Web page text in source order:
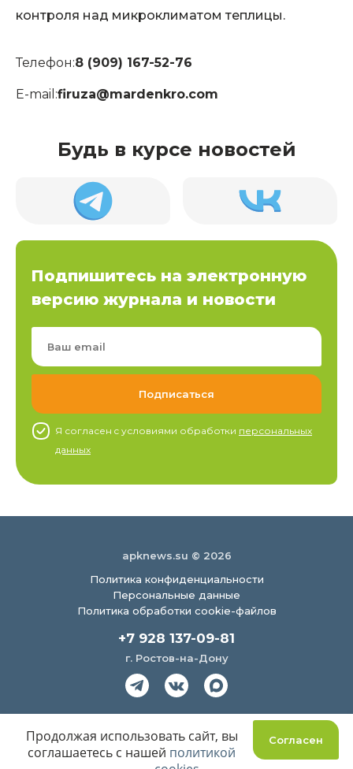
контроля над микроклиматом теплицы.
Телефон:8 (909) 167-52-76
E-mail:firuza@mardenkro.com
Будь в курсе новостей
Подпишитесь на электронную
версию журнала и новости
Я согласен c условиями обработки персональных
данных
apknews.su © 2026
Политика конфиденциальности
Персональные данные
Политика обработки cookie-файлов
+7 928 137-09-81
г. Ростов-на-Дону
Согласен
Продолжая использовать сайт, вы
соглашаетесь с нашей политикой